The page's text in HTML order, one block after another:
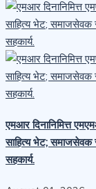
एमआर दिनानिमित्त
साहित्य भेट; समाजसेवक
सहकार्य.